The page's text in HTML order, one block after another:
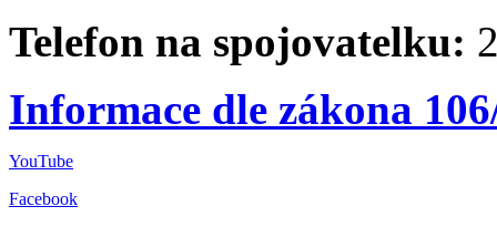
Telefon na spojovatelku:
Informace dle zákona
YouTube
Facebook